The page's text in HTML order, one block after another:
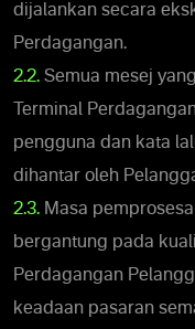
dijalankan secara
Perdagangan.
2.2. Semua mesej
Terminal
pengguna dan kata
dihantar oleh
2.3. Masa
bergantung pada
Perdagangan
keadaan pasaran